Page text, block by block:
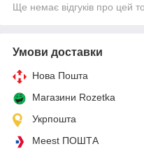
Ще немає відгуків про цей
Умови доставки
Нова Пошта
Магазини Rozetka
Укрпошта
Meest ПОШТА